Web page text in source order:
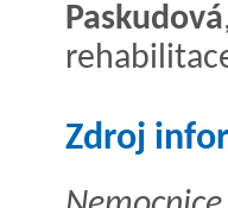
Paskudová
Zdroj